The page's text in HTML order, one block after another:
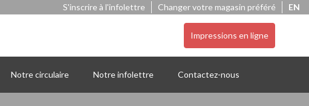
S'inscrire à l'infolettre Changer votre magasin préféré EN
Impressions en ligne
Notre circulaire Notre infolettre Contactez-nous